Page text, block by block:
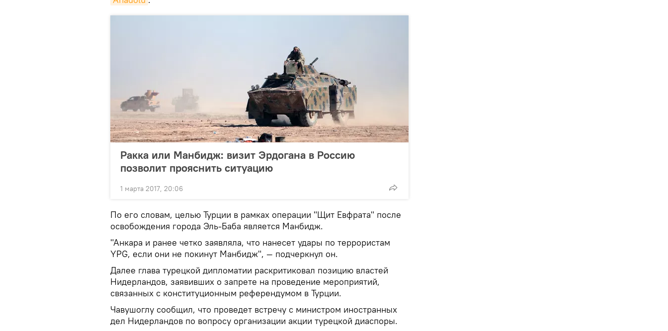
Ракка или Манбидж: визит Эрдогана в Россию
позволит прояснить ситуацию
1 марта 2017, 20:06
По его словам, целью Турции в рамках операции "Щит Евфрата" после
освобождения города Эль-Баба является Манбидж.
"Анкара и ранее четко заявляла, что нанесет удары по террористам
YPG, если они не покинут Манбидж", — подчеркнул он.
Далее глава турецкой дипломатии раскритиковал позицию властей
Нидерландов, заявивших о запрете на проведение мероприятий,
связанных с конституционным референдумом в Турции.
Чавушоглу сообщил, что проведет встречу с министром иностранных
дел Нидерландов по вопросу организации акции турецкой диаспоры.